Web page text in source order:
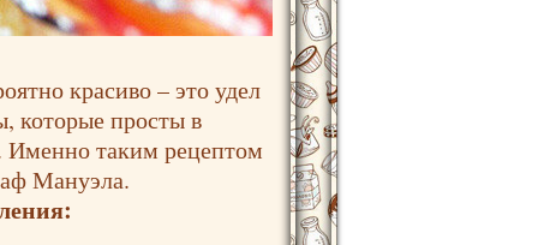
красиво – это удел
которые просты в
Именно таким рецептом
Мануэла.